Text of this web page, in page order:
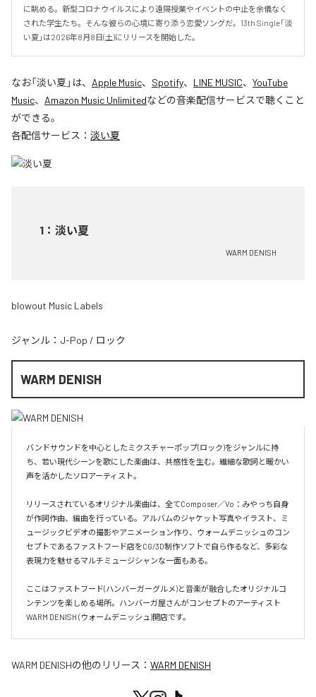
に眺める。新型コロナウイルスにより遠隔授業やイベントの中止を余儀なく
された学生たち。そんな彼らの心境に寄り添う恋愛ソングだ。13th Single「淡
い夏」は2026年8月8日(土)にリリースを開始した。
なお「淡い夏 」は、 Apple Music、 Spotify、 LINE MUSIC、 YouTube
Music、 Amazon Music Unlimitedなどの音楽配信サービスで聴くこと
ができる。
各配信サービス： 淡い夏
1 ： 淡い夏
WARM DENISH
blowout Music Labels
ジャンル： J-Pop / ロック
WARM DENISH
バンドサウンドを中心としたミクスチャーポップ(ロック)をジャンルに持
ち、若い現代シーンを歌にした楽曲は、共感性を生む。繊細な歌詞と暖かい
声を活かしたソロアーティスト。
リリースされているオリジナル楽曲は、全てComposer／Vo：みやっち自身
が作詞作曲、編曲を行っている。アルバムのジャケット写真やイラスト、ミ
ュージックビデオの撮影やアニメーション作り、ウォームデニッシュのコン
セプトであるファストフード店をCG/3D制作ソフトで自ら作るなど、多彩な
表現力を魅せるマルチミュージシャンな一面もある。
ここはファストフード(ハンバーガーグルメ)と音楽が融合したオリジナルコ
ンテンツを楽しめる場所。ハンバーガ屋さんがコンセプトのアーティスト
WARM DENISH (ウォームデニッシュ)開店です。
WARM DENISHの他のリリース： WARM DENISH